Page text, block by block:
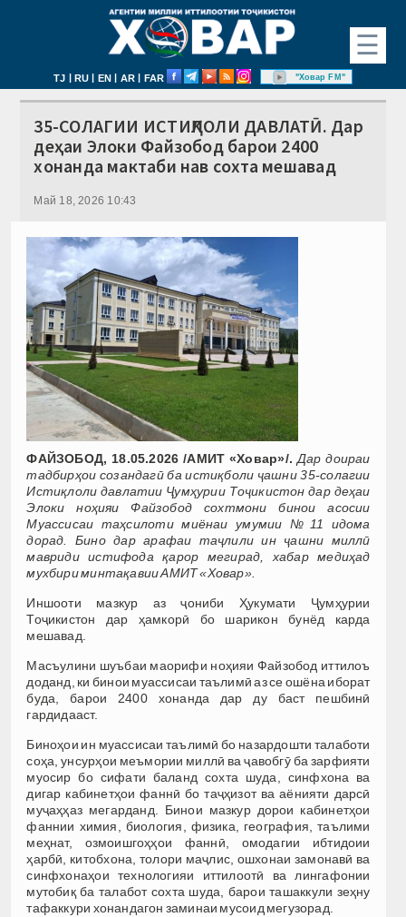
☰
TJ | RU | EN | AR | FAR "Ховар FM"
35-СОЛАГИИ ИСТИҚЛОЛИ ДАВЛАТӢ. Дар
деҳаи Элоки Файзобод барои 2400
хонанда мактаби нав сохта мешавад
Май 18, 2026 10:43
ФАЙЗОБОД, 18.05.2026 /АМИТ «Ховар»/. Дар доираи
тадбирҳои созандагӣ ба истиқболи ҷашни 35-солагии
Истиқлоли давлатии Ҷумҳурии Тоҷикистон дар деҳаи
Элоки ноҳияи Файзобод сохтмони бинои асосии
Муассисаи таҳсилоти миёнаи умумии №11 идома
дорад. Бино дар арафаи таҷлили ин ҷашни миллӣ
мавриди истифода қарор мегирад, хабар медиҳад
мухбири минтақавии АМИТ «Ховар».
Иншооти мазкур аз ҷониби Ҳукумати Ҷумҳурии
Тоҷикистон дар ҳамкорӣ бо шарикон бунёд карда
мешавад.
Масъулини шуъбаи маорифи ноҳияи Файзобод иттилоъ
доданд, ки бинои муассисаи таълимӣ аз се ошёна иборат
буда, барои 2400 хонанда дар ду баст пешбинӣ
гардидааст.
Биноҳои ин муассисаи таълимӣ бо назардошти талаботи
соҳа, унсурҳои меъмории миллӣ ва ҷавобгӯ ба зарфияти
муосир бо сифати баланд сохта шуда, синфхона ва
дигар кабинетҳои фаннӣ бо таҷҳизот ва аёнияти дарсӣ
муҷаҳҳаз мегарданд. Бинои мазкур дорои кабинетҳои
фаннии химия, биология, физика, география, таълими
меҳнат, озмоишгоҳҳои фаннӣ, омодагии ибтидоии
ҳарбӣ, китобхона, толори маҷлис, ошхонаи замонавӣ ва
синфхонаҳои технологияи иттилоотӣ ва лингафонии
мутобиқ ба талабот сохта шуда, барои ташаккули зеҳну
тафаккури хонандагон заминаи мусоид мегузорад.